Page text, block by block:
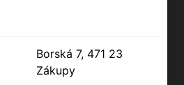
Borská 7, 471 23
Zákupy